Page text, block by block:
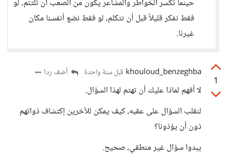
حينما تكسر الخواطر والمشاعر يكون من الصعب أن تلتئم، لو
فقط نفكر قليلاً قبل أن نتكلم، لو فقط نضع أنفسنا مكان
غيرنا.
1
khouloud_benzeghba قبل سنة واحدة أضف ردا
لا أفهم لماذا عليك أن تهتم لهذا السؤال.
لنقلب السؤال على عقبه، كيف يمكن للآخرين إكتشاف ذواتهم
ذون أن يؤذونا؟
يبدوا سؤال غير منطقي، صحيح.